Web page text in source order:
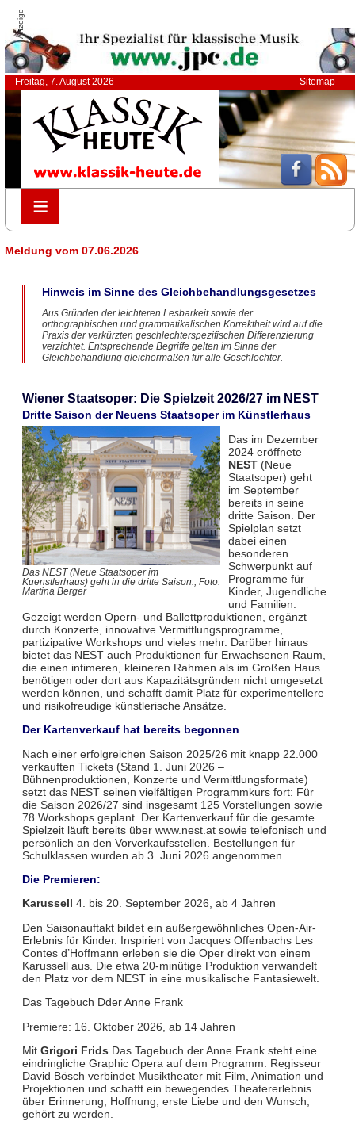
Anzeige
Freitag, 7. August 2026 Sitemap
≡
≡
Meldung vom 07.06.2026
Hinweis im Sinne des Gleichbehandlungsgesetzes
Aus Gründen der leichteren Lesbarkeit sowie der
orthographischen und grammatikalischen Korrektheit wird auf die
Praxis der verkürzten geschlechterspezifischen Differenzierung
verzichtet. Entsprechende Begriffe gelten im Sinne der
Gleichbehandlung gleichermaßen für alle Geschlechter.
Wiener Staatsoper: Die Spielzeit 2026/27 im NEST
Dritte Saison der Neuens Staatsoper im Künstlerhaus
Das NEST (Neue Staatsoper im
Kuenstlerhaus) geht in die dritte Saison., Foto:
Martina Berger
Das im Dezember
2024 eröffnete
NEST(Neue
Staatsoper) geht
im September
bereits in seine
dritte Saison. Der
Spielplan setzt
dabei einen
besonderen
Schwerpunkt auf
Programme für
Kinder, Jugendliche
und Familien:
Gezeigt werden Opern- und Ballettproduktionen, ergänzt
durch Konzerte, innovative Vermittlungsprogramme,
partizipative Workshops und vieles mehr. Darüber hinaus
bietet das NEST auch Produktionen für Erwachsenen Raum,
die einen intimeren, kleineren Rahmen als im Großen Haus
benötigen oder dort aus Kapazitätsgründen nicht umgesetzt
werden können, und schafft damit Platz für experimentellere
und risikofreudige künstlerische Ansätze.
Der Kartenverkauf hat bereits begonnen
Nach einer erfolgreichen Saison 2025/26 mit knapp 22.000
verkauften Tickets (Stand 1. Juni 2026 –
Bühnenproduktionen, Konzerte und Vermittlungsformate)
setzt das NEST seinen vielfältigen Programmkurs fort: Für
die Saison 2026/27 sind insgesamt 125 Vorstellungen sowie
78 Workshops geplant. Der Kartenverkauf für die gesamte
Spielzeit läuft bereits über www.nest.at sowie telefonisch und
persönlich an den Vorverkaufsstellen. Bestellungen für
Schulklassen wurden ab 3. Juni 2026 angenommen.
Die Premieren:
Karussell 4. bis 20. September 2026, ab 4 Jahren
Den Saisonauftakt bildet ein außergewöhnliches Open-Air-
Erlebnis für Kinder. Inspiriert von Jacques Offenbachs Les
Contes d’Hoffmann erleben sie die Oper direkt von einem
Karussell aus. Die etwa 20-minütige Produktion verwandelt
den Platz vor dem NEST in eine musikalische Fantasiewelt.
Das Tagebuch Dder Anne Frank
Premiere: 16. Oktober 2026, ab 14 Jahren
Mit Grigori Frids Das Tagebuch der Anne Frank steht eine
eindringliche Graphic Opera auf dem Programm. Regisseur
David Bösch verbindet Musiktheater mit Film, Animation und
Projektionen und schafft ein bewegendes Theatererlebnis
über Erinnerung, Hoffnung, erste Liebe und den Wunsch,
gehört zu werden.